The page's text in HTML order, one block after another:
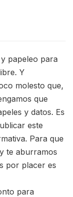
papeleo para
Y
molesto que,
que
y datos. Es
este
Para que
te aburramos
por placer es
para